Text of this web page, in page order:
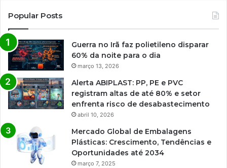
Popular Posts
Guerra no Irã faz polietileno disparar
60% da noite para o dia
março 13, 2026
Alerta ABIPLAST: PP, PE e PVC
registram altas de até 80% e setor
enfrenta risco de desabastecimento
abril 10, 2026
Mercado Global de Embalagens
Plásticas: Crescimento, Tendências e
Oportunidades até 2034
março 7, 2025